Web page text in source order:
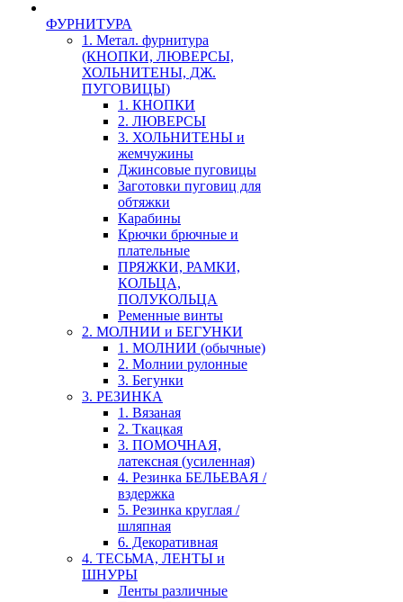
ФУРНИТУРА
1. Метал. фурнитура
(КНОПКИ, ЛЮВЕРСЫ,
ХОЛЬНИТЕНЫ, ДЖ.
ПУГОВИЦЫ)
1. КНОПКИ
2. ЛЮВЕРСЫ
3. ХОЛЬНИТЕНЫ и
жемчужины
Джинсовые пуговицы
Заготовки пуговиц для
обтяжки
Карабины
Крючки брючные и
плательные
ПРЯЖКИ, РАМКИ,
КОЛЬЦА,
ПОЛУКОЛЬЦА
Ременные винты
2. МОЛНИИ и БЕГУНКИ
1. МОЛНИИ (обычные)
2. Молнии рулонные
3. Бегунки
3. РЕЗИНКА
1. Вязаная
2. Ткацкая
3. ПОМОЧНАЯ,
латексная (усиленная)
4. Резинка БЕЛЬЕВАЯ /
вздержка
5. Резинка круглая /
шляпная
6. Декоративная
4. ТЕСЬМА, ЛЕНТЫ и
ШНУРЫ
Ленты различные